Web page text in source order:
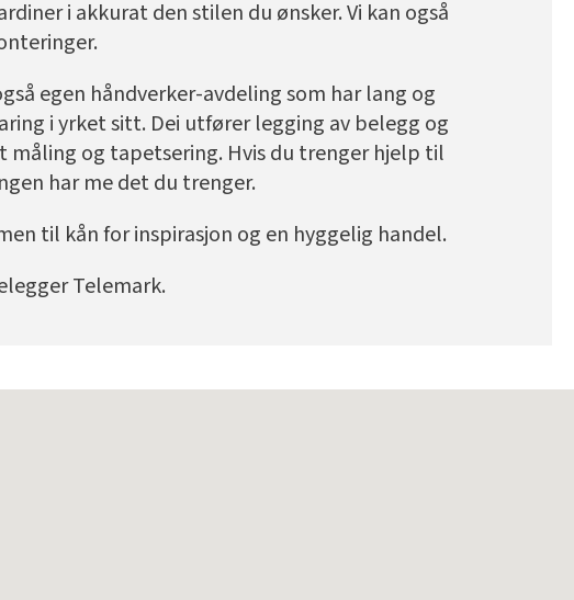
i akkurat den stilen du ønsker. Vi kan også
egen håndverker-avdeling som har lang og
i yrket sitt. Dei utfører legging av belegg og
måling og tapetsering. Hvis du trenger hjelp til
har me det du trenger.
til kån for inspirasjon og en hyggelig handel.
Telemark.